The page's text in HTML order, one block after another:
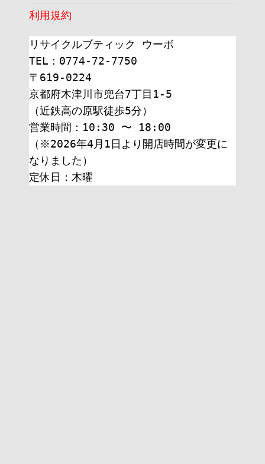
利用規約
リサイクルブティック ウーボ
TEL：0774-72-7750
〒619-0224
京都府木津川市兜台7丁目1-5
（近鉄高の原駅徒歩5分）
営業時間：10:30 〜 18:00
（※2026年4月1日より開店時間が変更に
なりました）
定休日：木曜